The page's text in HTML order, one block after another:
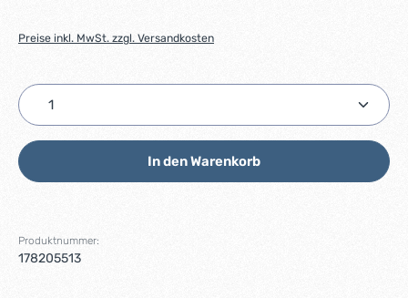
Preise inkl. MwSt. zzgl. Versandkosten
Produkt Anzahl: Gib den gewünschten Wert ein
In den Warenkorb
Produktnummer:
178205513